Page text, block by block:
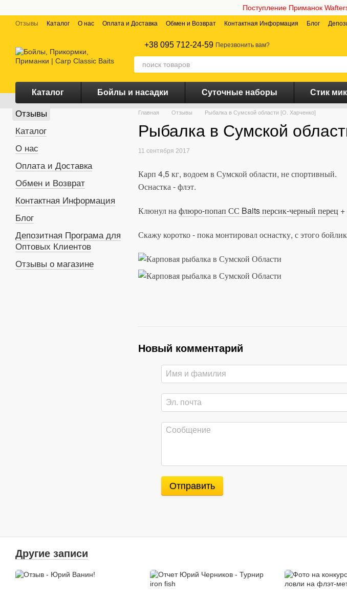
Поступление Приманок
Отзывы Каталог О нас Оплата и Доставка Обмен и Возврат Контактная Информация Блог
+38 095 712-24-59 Перезвонить вам?
Каталог Бойлы и насадки Суточные наборы Стик
Главная Отзывы Рыбалка в Сумской области [О. Харченко]
Рыбалка в Сумской
11 сентября 2017
Карп 4,5 кг, водоем в Сумской области, не спортивный.
Оснастка - флэт.
Клюнул нафлюро-попап СС Baits персик-черный перец +
Скажу коротко - пока монтировал оснастку, с этого
Новый комментарий
Отправить
Отзывы
Каталог
О нас
Оплата и Доставка
Обмен и Возврат
Контактная Информация
Блог
Депозитная Програма для
Оптовых Клиентов
Отзывы о магазине
Другие записи